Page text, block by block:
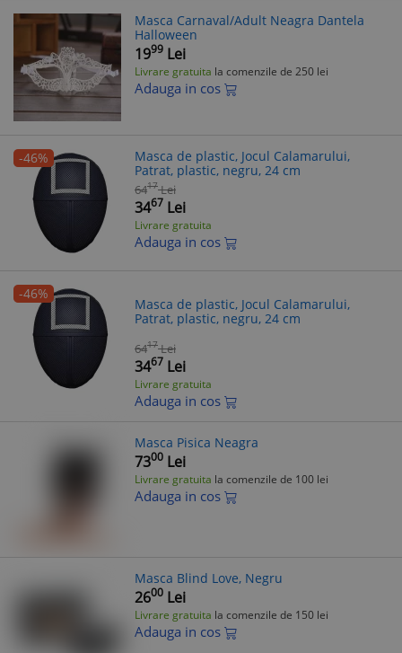
Masca Carnaval/Adult Neagra Dantela
Halloween
1999 Lei
Livrare gratuita la comenzile de 250 lei
Adauga in cos
-46%
Masca de plastic, Jocul Calamarului,
Patrat, plastic, negru, 24 cm
6417 Lei
3467 Lei
Livrare gratuita
Adauga in cos
-46%
Masca de plastic, Jocul Calamarului,
Patrat, plastic, negru, 24 cm
6417 Lei
3467 Lei
Livrare gratuita
Adauga in cos
Masca Pisica Neagra
7300 Lei
Livrare gratuita la comenzile de 100 lei
Adauga in cos
Masca Blind Love, Negru
2600 Lei
Livrare gratuita la comenzile de 150 lei
Adauga in cos